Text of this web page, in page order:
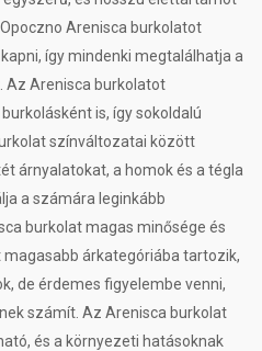
Arenisca burkolatot
így mindenki megtalálhatja a
Arenisca burkolatot
is, így sokoldalú
színváltozatai között
árnyalatokat, a homok és a tégla
a számára leginkább
burkolat magas minősége és
árkategóriába tartozik,
de érdemes figyelembe venni,
számít. Az Arenisca burkolat
és a környezeti hatásoknak